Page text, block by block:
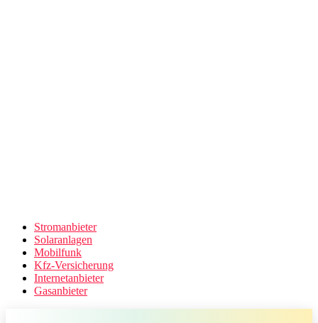
Stromanbieter
Solaranlagen
Mobilfunk
Kfz-Versicherung
Internetanbieter
Gasanbieter